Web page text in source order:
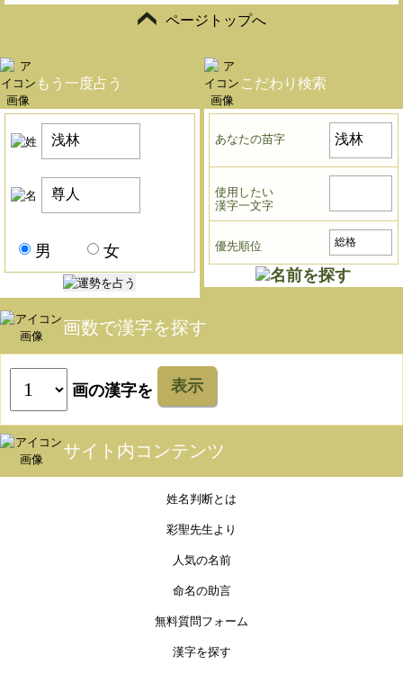
ページトップへ
もう一度占う
男 女
こだわり検索
あなたの苗字
使用したい
漢字一文字
優先順位
画数で漢字を探す
画の漢字を 表示
サイト内コンテンツ
姓名判断とは
彩聖先生より
人気の名前
命名の助言
無料質問フォーム
漢字を探す